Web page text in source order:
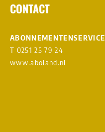
CONTACT
ABONNEMENTENSERVICE
T 0251 25 79 24
www.aboland.nl